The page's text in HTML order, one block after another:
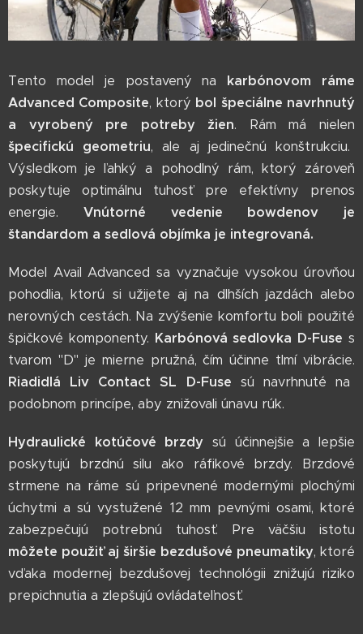
Tento model je postavený na karbónovom ráme
Advanced Composite, ktorý bol špeciálne navrhnutý
a vyrobený pre potreby žien. Rám má nielen
špecifickú geometriu, ale aj jedinečnú konštrukciu.
Výsledkom je ľahký a pohodlný rám, ktorý zároveň
poskytuje optimálnu tuhosť pre efektívny prenos
energie. Vnútorné vedenie bowdenov je
štandardom a sedlová objímka je integrovaná.
Model Avail Advanced sa vyznačuje vysokou úrovňou
pohodlia, ktorú si užijete aj na dlhších jazdách alebo
nerovných cestách. Na zvýšenie komfortu boli použité
špičkové komponenty. Karbónová sedlovka D-Fuse s
tvarom "D" je mierne pružná, čím účinne tlmí vibrácie.
Riadidlá Liv Contact SL D-Fuse sú navrhnuté na
podobnom princípe, aby znižovali únavu rúk.
Hydraulické kotúčové brzdy sú účinnejšie a lepšie
poskytujú brzdnú silu ako ráfikové brzdy. Brzdové
strmene na ráme sú pripevnené modernými plochými
úchytmi a sú vystužené 12 mm pevnými osami, ktoré
zabezpečujú potrebnú tuhosť. Pre väčšiu istotu
môžete použiť aj širšie bezdušové pneumatiky, ktoré
vďaka modernej bezdušovej technológii znižujú riziko
prepichnutia a zlepšujú ovládateľnosť.